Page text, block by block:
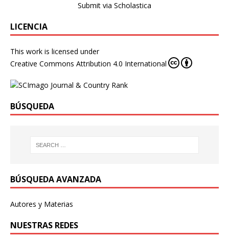
Submit via Scholastica
LICENCIA
This work is licensed under
Creative Commons Attribution 4.0 International
BÚSQUEDA
BÚSQUEDA AVANZADA
Autores y Materias
NUESTRAS REDES